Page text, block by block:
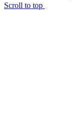
Scroll to top